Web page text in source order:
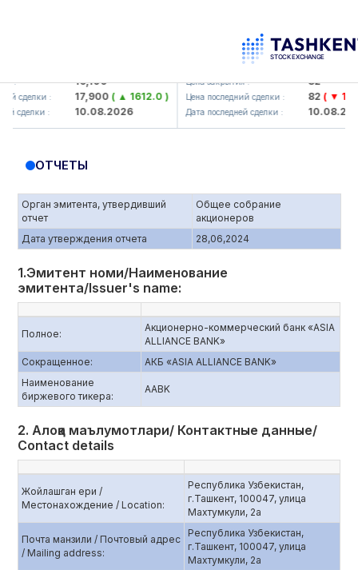
16,100
: 17,900( ▲ 1612.0 )
: 10.08.2026
KFSK (<Kafolat sug'urta
Цена закрытия : 82
Цена последний сделки : 82 ( ▼ 1.91 )
Дата последней сделки : 10.08.2026
ОТЧЕТЫ
Орган эмитента, утвердивший
отчет
Общее собрание
акционеров
Дата утверждения отчета
28,06,2024
1.Эмитент номи/Наименование
эмитента/Issuer's name:
Полное:
Акционерно-коммерческий банк «ASIA
ALLIANCE BANK»
Сокращенное:
АКБ «ASIA ALLIANCE BANK»
Наименование
биржевого тикера:
AABK
2. Алоқа маълумотлари/ Контактные данные/
Contact details
Жойлашган ери /
Местонахождение / Location:
Республика Узбекистан,
г.Ташкент, 100047, улица
Махтумкули, 2а
Почта манзили / Почтовый адрес
/ Mailing address:
Республика Узбекистан,
г.Ташкент, 100047, улица
Махтумкули, 2а